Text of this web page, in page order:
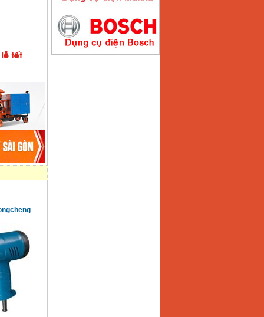
Máy hàn que điện tử
Hồng ký HK200E